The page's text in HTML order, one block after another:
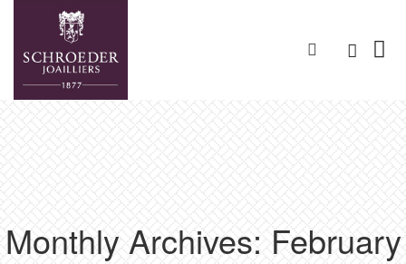
Monthly Archives: February